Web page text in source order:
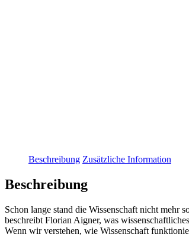
Beschreibung Zusätzliche Information
Beschreibung
Schon lange stand die Wissenschaft nicht
beschreibt Florian Aigner, was
Wenn wir verstehen, wie Wissenschaft